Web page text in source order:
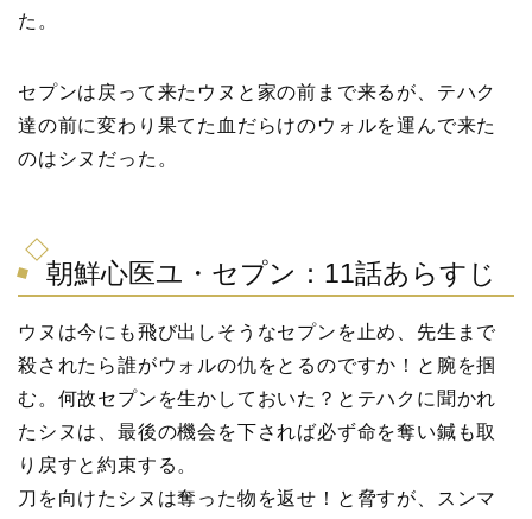
た。
セプンは戻って来たウヌと家の前まで来るが、テハク
達の前に変わり果てた血だらけのウォルを運んで来た
のはシヌだった。
朝鮮心医ユ・セプン：11話あらすじ
ウヌは今にも飛び出しそうなセプンを止め、先生まで
殺されたら誰がウォルの仇をとるのですか！と腕を掴
む。何故セプンを生かしておいた？とテハクに聞かれ
たシヌは、最後の機会を下されば必ず命を奪い鍼も取
り戻すと約束する。
刀を向けたシヌは奪った物を返せ！と脅すが、スンマ